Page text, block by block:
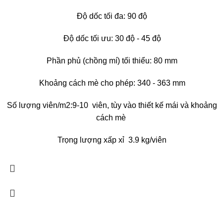
Độ dốc tối đa: 90 độ
Độ dốc tối ưu: 30 độ - 45 độ
Phần phủ (chồng mí) tối thiểu: 80 mm
Khoảng cách mè cho phép: 340 - 363 mm
Số lượng viên/m2:9-10 viên, tùy vào thiết kế mái và khoảng
cách mè
Trọng lượng xấp xỉ 3.9 kg/viên